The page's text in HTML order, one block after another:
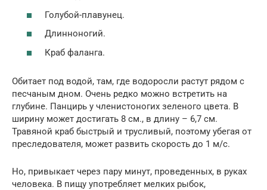
Голубой-плавунец.
Длинноногий.
Краб фаланга.
Обитает под водой, там, где водоросли растут рядом с
песчаным дном. Очень редко можно встретить на
глубине. Панцирь у членистоногих зеленого цвета. В
ширину может достигать 8 см., в длину – 6,7 см.
Травяной краб быстрый и трусливый, поэтому убегая от
преследователя, может развить скорость до 1 м/с.
Но, привыкает через пару минут, проведенных, в руках
человека. В пищу употребляет мелких рыбок,